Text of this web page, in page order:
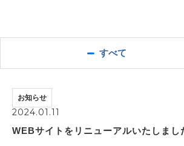
すべて
お知らせ
2024.01.11
WEBサイトをリニューアルいたしまし